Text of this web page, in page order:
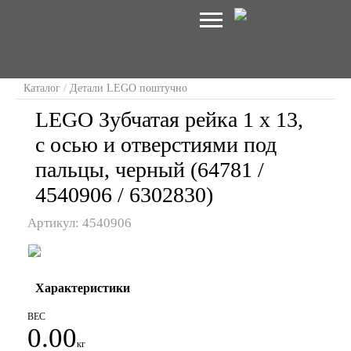
Каталог / Детали LEGO поштучно
LEGO Зубчатая рейка 1 x 13,
с осью и отверстиями под
пальцы, черный (64781 /
4540906 / 6302830)
Артикул: 4540906
Характеристики
ВЕС
0.00кг